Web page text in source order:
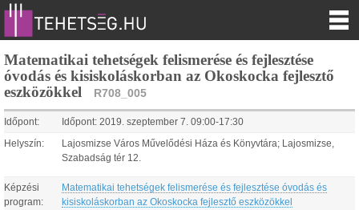
Matematikai tehetségek felismerése és fejlesztése
óvodás és kisiskoláskorban az Okoskocka fejlesztő
eszközökkel
R708_005
Időpont: Időpont: 2019. szeptember 7 09:00-17:30
Helyszín:
Lajosmizse Város Művelődési Háza és Könyvtára; Lajosmizse,
Szabadság tér 12.
Képzési
program:
Matematikai tehetségek felismerése és fejlesztése óvodás és
kisiskoláskorban az Okoskocka fejlesztő eszközökkel